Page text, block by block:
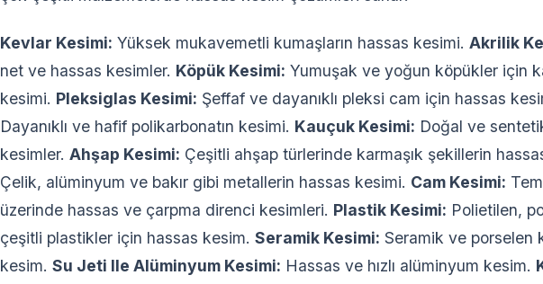
Kevlar Kesimi: Yüksek mukavemetli kumaşların hassas kesimi. Akrilik
net ve hassas kesimler. Köpük Kesimi: Yumuşak ve yoğun köpükler için
kesimi. Pleksiglas Kesimi: Şeffaf ve dayanıklı pleksi cam için hassas
Dayanıklı ve hafif polikarbonatın kesimi. Kauçuk Kesimi: Doğal ve
kesimler. Ahşap Kesimi: Çeşitli ahşap türlerinde karmaşık şekillerin
Çelik, alüminyum ve bakır gibi metallerin hassas kesimi. Cam Kesimi:
üzerinde hassas ve çarpma direnci kesimleri. Plastik Kesimi: Polietilen,
çeşitli plastikler için hassas kesim. Seramik Kesimi: Seramik ve porselen
kesim. Su Jeti Ile Alüminyum Kesimi: Hassas ve hızlı alüminyum kesim.